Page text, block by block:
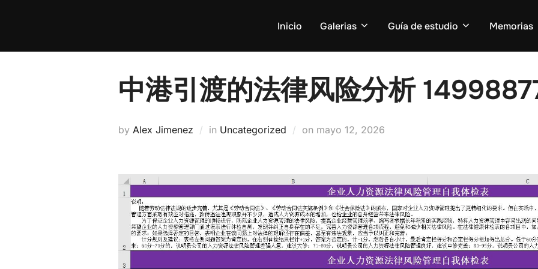
Inicio Galerias Guía de estudio Memorias
中港引渡的法律风险分析
by Alex Jimenez in Uncategorized on Posted
mayo 12, 2026